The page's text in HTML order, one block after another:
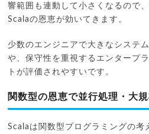
響範囲も連動して小さくなるので
Scalaの恩恵が効いてきます。
少数のエンジニアで大きなシステ
や、保守性を重視するエンタープ
トが評価されやすいです。
関数型の恩恵で並行処理・大
Scalaは関数型プログラミングの考